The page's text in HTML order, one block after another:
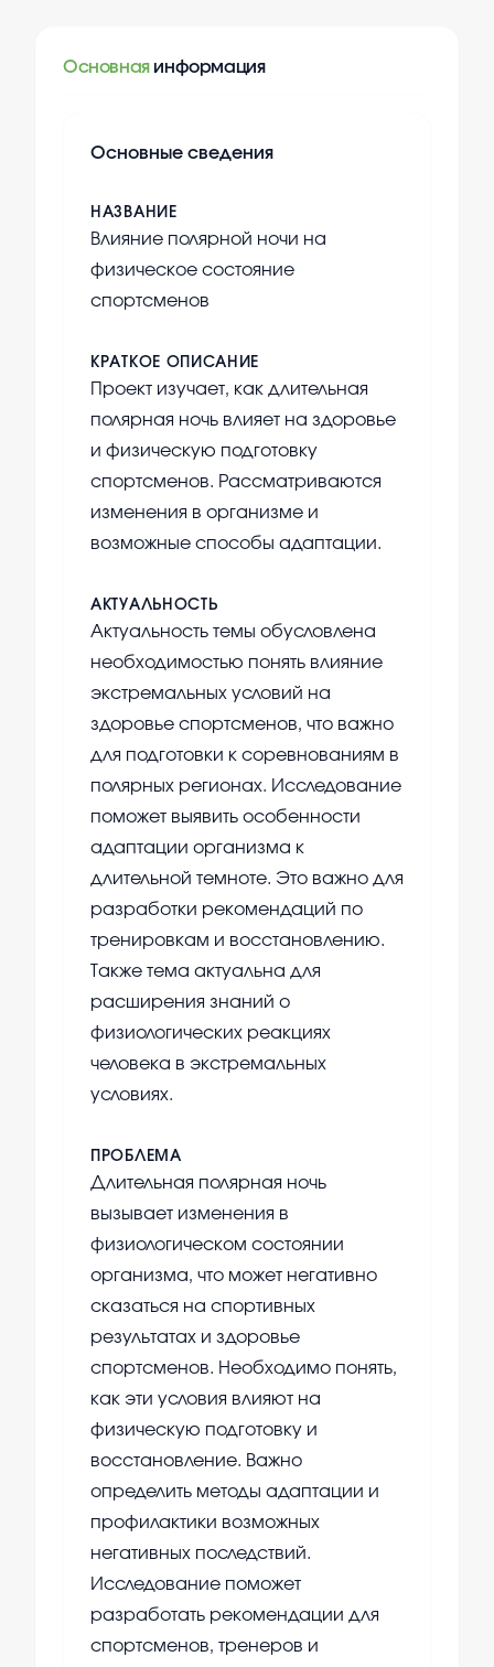
Основная информация
Основные сведения
НАЗВАНИЕ
Влияние полярной ночи на
физическое состояние
спортсменов
КРАТКОЕ ОПИСАНИЕ
Проект изучает, как длительная
полярная ночь влияет на здоровье
и физическую подготовку
спортсменов. Рассматриваются
изменения в организме и
возможные способы адаптации.
АКТУАЛЬНОСТЬ
Актуальность темы обусловлена
необходимостью понять влияние
экстремальных условий на
здоровье спортсменов, что важно
для подготовки к соревнованиям в
полярных регионах. Исследование
поможет выявить особенности
адаптации организма к
длительной темноте. Это важно для
разработки рекомендаций по
тренировкам и восстановлению.
Также тема актуальна для
расширения знаний о
физиологических реакциях
человека в экстремальных
условиях.
ПРОБЛЕМА
Длительная полярная ночь
вызывает изменения в
физиологическом состоянии
организма, что может негативно
сказаться на спортивных
результатах и здоровье
спортсменов. Необходимо понять,
как эти условия влияют на
физическую подготовку и
восстановление. Важно
определить методы адаптации и
профилактики возможных
негативных последствий.
Исследование поможет
разработать рекомендации для
спортсменов, тренеров и